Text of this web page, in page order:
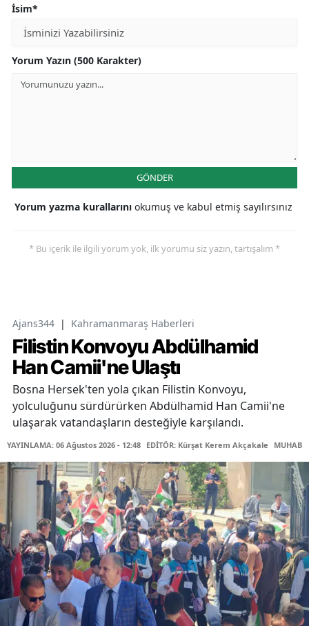
İsim*
Yorum Yazın (500 Karakter)
GÖNDER
Yorum yazma kurallarını okumuş ve kabul etmiş sayılırsınız
* Bu içerik ile ilgili yorum yok, ilk yorumu siz yazın, tartışalım *
Ajans344 | Kahramanmaraş Haberleri
Filistin Konvoyu Abdülhamid
Han Camii'ne Ulaştı
Bosna Hersek'ten yola çıkan Filistin Konvoyu,
yolculuğunu sürdürürken Abdülhamid Han Camii'ne
ulaşarak vatandaşların desteğiyle karşılandı.
YAYINLAMA: 06 Ağustos 2026 - 12:48 EDİTÖR: Kürşat Kerem Akçakale